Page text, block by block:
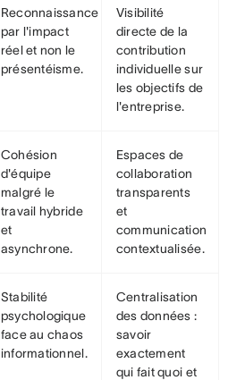
Reconnaissance
par l'impact
réel et non le
présentéisme.
Visibilité
directe de la
contribution
individuelle sur
les objectifs de
l'entreprise.
Cohésion
d'équipe
malgré le
travail hybride
et
asynchrone.
Espaces de
collaboration
transparents
et
communication
contextualisée.
Stabilité
psychologique
face au chaos
informationnel.
Centralisation
des données :
savoir
exactement
qui fait quoi et